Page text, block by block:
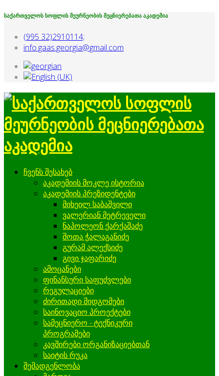
საქართველოს სოფლის მეურნეობის მეცნიერებათა აკადემია
(995 32)2910114;
info.gaas.georgia@gmail.com
ჩვენს შესახებ
აკადემიის მოკლე ისტორია
აკადემიის პრეზიდენტები
მიხეილ საბაშვილი
ვალერიან მეტრეველი
ნაპოლეონ ქარქაშაძე
შოთა ჭალაგანიძე
გურამ ალექსიძე
გივი ჯაფარიძე
ამოცანები
ფინანსური საფუძვლები
რეგულაციები
ძირითადი მიდგომები
საინოვაციო პროექტები
სამეცნიერო - ტექნიკური
პროგრამები
კავშირები ორგანიზაციებთან
საიტის რუკა
შემადგენლობა